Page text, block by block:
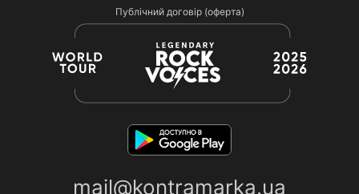
Публічний договір (оферта)
mail@kontramarka.ua